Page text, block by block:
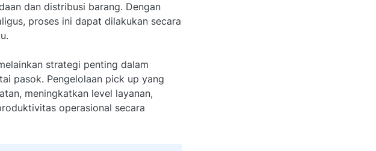
dan distribusi barang. Dengan
proses ini dapat dilakukan secara
strategi penting dalam
pasok. Pengelolaan pick up yang
meningkatkan level layanan,
operasional secara